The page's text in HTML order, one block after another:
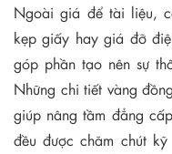
Ngoài giá để tài liệu,
kẹp giấy hay giá đỡ
góp phần tạo nên sự
Những chi tiết vàng
giúp nâng tầm đẳng
đều được chăm chút